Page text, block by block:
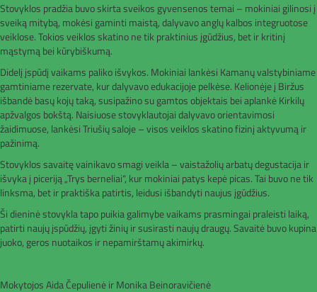
Stovyklos pradžia buvo skirta sveikos gyvensenos temai – mokiniai gilinosi į
sveiką mitybą, mokėsi gaminti maistą, dalyvavo anglų kalbos integruotose
veiklose. Tokios veiklos skatino ne tik praktinius įgūdžius, bet ir kritinį
mąstymą bei kūrybiškumą.
Didelį įspūdį vaikams paliko išvykos. Mokiniai lankėsi Kamanų valstybiniame
gamtiniame rezervate, kur dalyvavo edukacijoje pelkėse. Kelionėje į Biržus
išbandė basų kojų taką, susipažino su gamtos objektais bei aplankė Kirkilų
apžvalgos bokštą. Naisiuose stovyklautojai dalyvavo orientavimosi
žaidimuose, lankėsi Triušių saloje – visos veiklos skatino fizinį aktyvumą ir
pažinimą.
Stovyklos savaitę vainikavo smagi veikla – vaistažolių arbatų degustacija ir
išvyka į piceriją „Trys berneliai“, kur mokiniai patys kepė picas. Tai buvo ne tik
linksma, bet ir praktiška patirtis, leidusi išbandyti naujus įgūdžius.
Ši dieninė stovykla tapo puikia galimybe vaikams prasmingai praleisti laiką,
patirti naujų įspūdžių, įgyti žinių ir susirasti naujų draugų. Savaitė buvo kupina
juoko, geros nuotaikos ir nepamirštamų akimirkų.
Mokytojos Aida Čepulienė ir Monika Beinoravičienė